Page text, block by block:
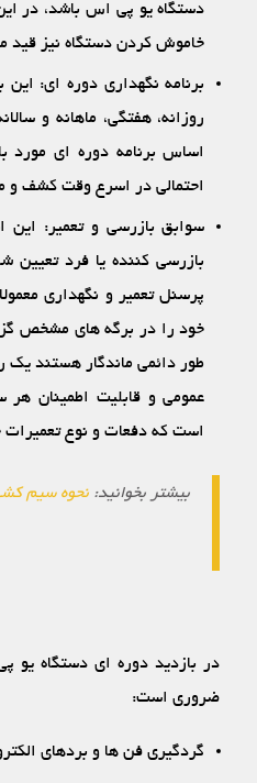
دستگاه یو پی اس باشد، در
خاموش کردن دستگاه نیز قید
برنامه نگهداری دوره‏ ای:
روزانه، هفتگی، ماهانه و
اساس برنامه دوره ‏ای مورد
احتمالی در اسرع وقت کشف و
سوابق بازرسی و تعمیر: این
بازرسی ‏کننده یا فرد تعیین
پرسنل تعمیر و نگهداری
خود را در برگه‏ های مشخص
طور دائمی ماندگار هستند یک
عمومی و قابلیت اطمینان
است که دفعات و نوع تعمیرات
بیشتر بخوانید: نحوه سیم
در بازدید دوره ‏ای دستگاه
ضروری است:
گردگیری فن‏ ها و بردهای